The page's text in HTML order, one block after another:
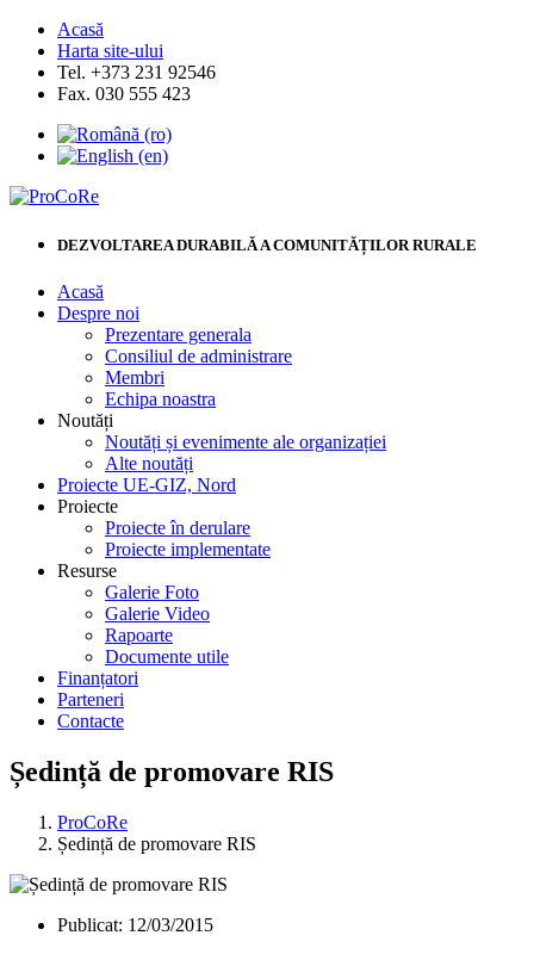
Acasă
Harta site-ului
Tel. +373 231 92546
Fax. 030 555 423
DEZVOLTAREA DURABILĂ A COMUNITĂȚILOR RURALE
Acasă
Despre noi
Prezentare generala
Consiliul de administrare
Membri
Echipa noastra
Noutăți
Noutăți și evenimente ale organizației
Alte noutăți
Proiecte UE-GIZ, Nord
Proiecte
Proiecte în derulare
Proiecte implementate
Resurse
Galerie Foto
Galerie Video
Rapoarte
Documente utile
Finanțatori
Parteneri
Contacte
Ședință de promovare RIS
ProCoRe
Ședință de promovare RIS
Publicat: 12/03/2015